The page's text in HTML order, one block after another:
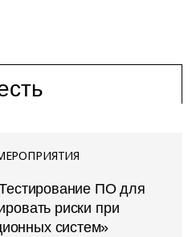
ПО для
риски при
систем»